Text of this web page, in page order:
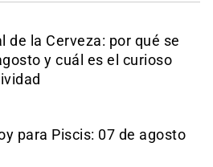
de la Cerveza: por qué se
y cuál es el curioso
para Piscis: 07 de agosto